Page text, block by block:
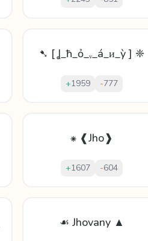
➷ [ Ʝ_ħ_ỏ_ᵥ_á_ᴎ_ỳ ] ❈
+1959 -777
⁕ ❰Jho❱
+1607 -604
☙ Jhovany ▲